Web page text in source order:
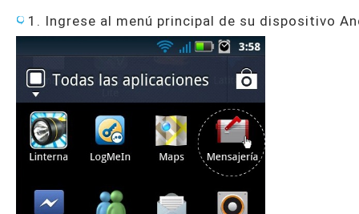
1. Ingrese al menú principal de su dispositivo